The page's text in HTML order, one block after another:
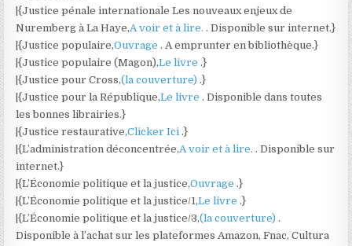
|{Justice pénale internationale Les nouveaux enjeux de
Nuremberg à La Haye,A voir et à lire.. Disponible sur internet.}
|{Justice populaire,Ouvrage. A emprunter en bibliothèque.}
|{Justice populaire (Magon),Le livre.}
|{Justice pour Cross,(la couverture).}
|{Justice pour la République,Le livre. Disponible dans toutes
les bonnes librairies.}
|{Justice restaurative,Clicker Ici.}
|{L’administration déconcentrée,A voir et à lire.. Disponible sur
internet.}
|{L’Économie politique et la justice,Ouvrage.}
|{L’Économie politique et la justice/1,Le livre.}
|{L’Économie politique et la justice/3,(la couverture).
Disponible à l’achat sur les plateformes Amazon, Fnac, Cultura